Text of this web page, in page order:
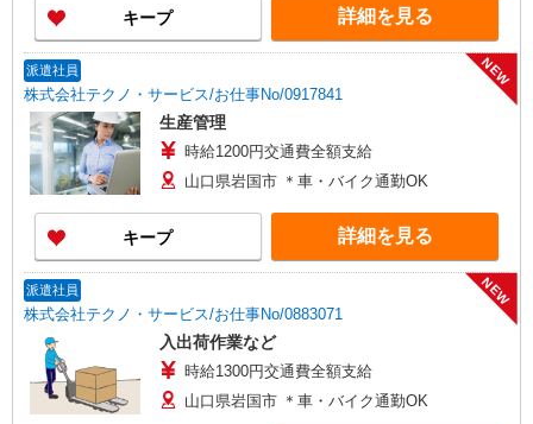
キープ 詳細を見る
派遣社員
株式会社テクノ・サービス/お仕事No/0917841
NEW
生産管理
時給1200円交通費全額支給
山口県岩国市 ＊車・バイク通勤OK
キープ 詳細を見る
派遣社員
株式会社テクノ・サービス/お仕事No/0883071
NEW
入出荷作業など
時給1300円交通費全額支給
山口県岩国市 ＊車・バイク通勤OK